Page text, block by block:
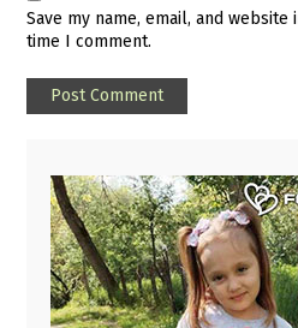
Save my name, email, and
time I comment.